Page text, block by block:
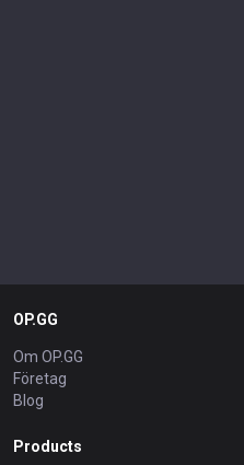
OP.GG
Om OP.GG
Företag
Blog
Products